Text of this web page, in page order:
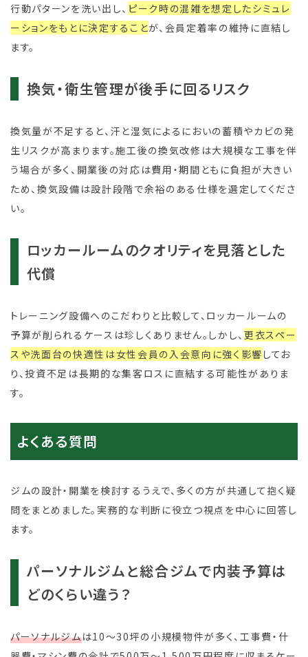
行動パターンを洗い出し、 ピーク時の混雑を想定したシミュレ
ーションをもとに決定することが、会員定着率の維持に直結し
ます。
換気・衛生管理が後手に回るリスク
換気量が不足すると、汗と湿気によるにおいの蓄積やカビの発
生リスクが高まります。施工後の換気改修は大規模な工事を伴
う場合が多く、開業後の対応は費用・期間ともに負担が大きい
ため、換気設備は設計段階で余裕のある仕様を選定してくださ
い。
ロッカールームのクオリティを見落とした
代償
トレーニング設備へのこだわりと比較して、ロッカールームの
予算が削られるケースは珍しくありません。しかし、更衣スペー
スや洗面台の快適性は女性会員の入会意向に強く影響 してお
り、投資不足は長期的な集客ロスに直結する可能性がありま
す。
よくある質問
ジムの設計・開業を検討するうえで、多くの方が共通して抱く疑
問をまとめました。実務的な判断に役立つ視点を中心に回答し
ます。
パーソナルジムと総合ジムで内装予算は
どのくらい違う？
パーソナルジムは10～30坪の小規模物件が多く、工事費・什